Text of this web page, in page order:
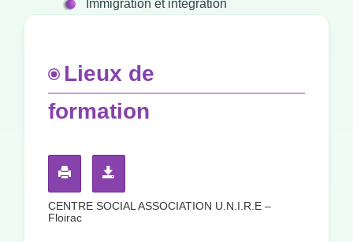
Immigration et intégration
Lieux de
formation
CENTRE SOCIAL ASSOCIATION U.N.I.R.E –
Floirac